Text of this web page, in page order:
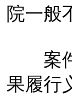
院一般
案件
果履行